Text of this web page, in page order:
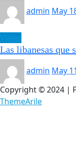
admin May
Las libanesas que
admin May
Copyright © 2024 |
ThemeArile